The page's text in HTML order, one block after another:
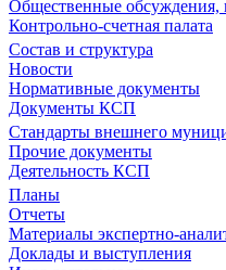
Общественные
Контрольно-счетная палата
Состав и структура
Новости
Нормативные документы
Документы КСП
Стандарты внешнего
Прочие документы
Деятельность КСП
Планы
Отчеты
Материалы экспертно-
Доклады и выступления